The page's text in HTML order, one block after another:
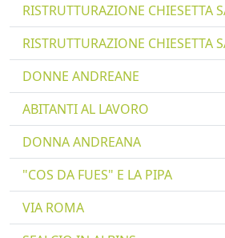
RISTRUTTURAZIONE CHIESETTA
RISTRUTTURAZIONE CHIESETTA
DONNE ANDREANE
ABITANTI AL LAVORO
DONNA ANDREANA
"COS DA FUES" E LA PIPA
VIA ROMA